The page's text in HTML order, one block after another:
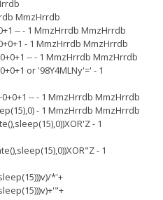
MmzHrrdb
-- - 1 MmzHrrdb MmzHrrdb
- 1 MmzHrrdb MmzHrrdb
-- - 1 MmzHrrdb MmzHrrdb
or '98Y4MLNy'=' - 1
-- - 1 MmzHrrdb MmzHrrdb
- 1 MmzHrrdb MmzHrrdb
- 1
- 1
*'+